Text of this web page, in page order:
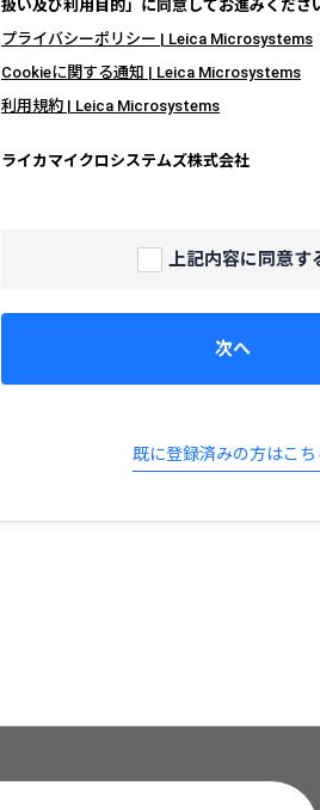
扱い及び利用目的」に同意してお進みくださ
プライバシーポリシー | Leica Microsystems
Cookieに関する通知 | Leica Microsystems
利用規約 | Leica Microsystems
ライカマイクロシステムズ株式会社
上記内容に同意す
次へ
既に登録済みの方はこち